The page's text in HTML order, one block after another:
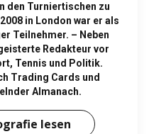
den Turniertischen zu
in London war er als
Teilnehmer. – Neben
Redakteur vor
Tennis und Politik.
Trading Cards und
Almanach.
lesen